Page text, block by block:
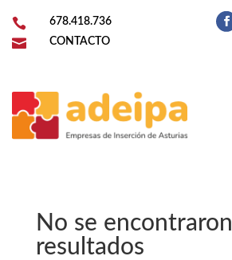
 678.418.736
 CONTACTO
No se encontraron
resultados